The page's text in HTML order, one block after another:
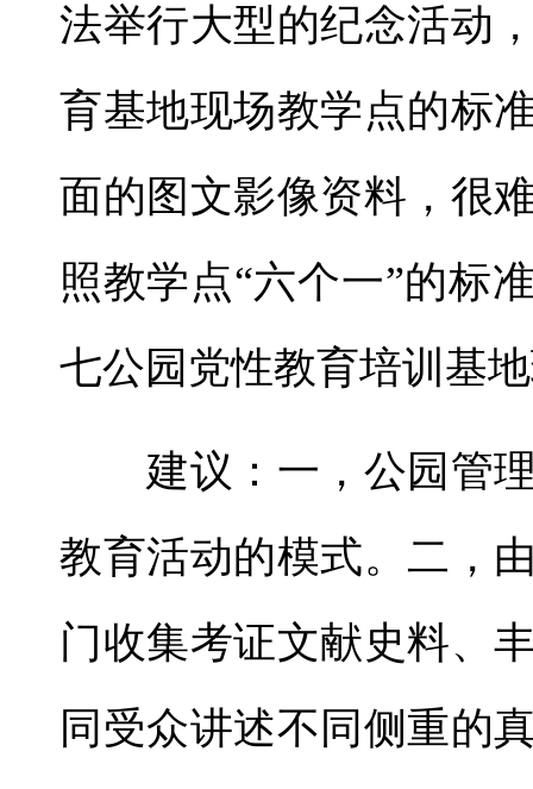
法举行大型的纪念活动
育基地现场教学点的标
面的图文影像资料，很
照教学点“六个一”的标
七公园党性教育培训基
建议：一，公园管理
教育活动的模式。二，
门收集考证文献史料、
同受众讲述不同侧重的